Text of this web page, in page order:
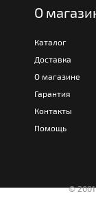
О
Каталог
Доставка
О магазине
Гарантия
Контакты
Помощь
©